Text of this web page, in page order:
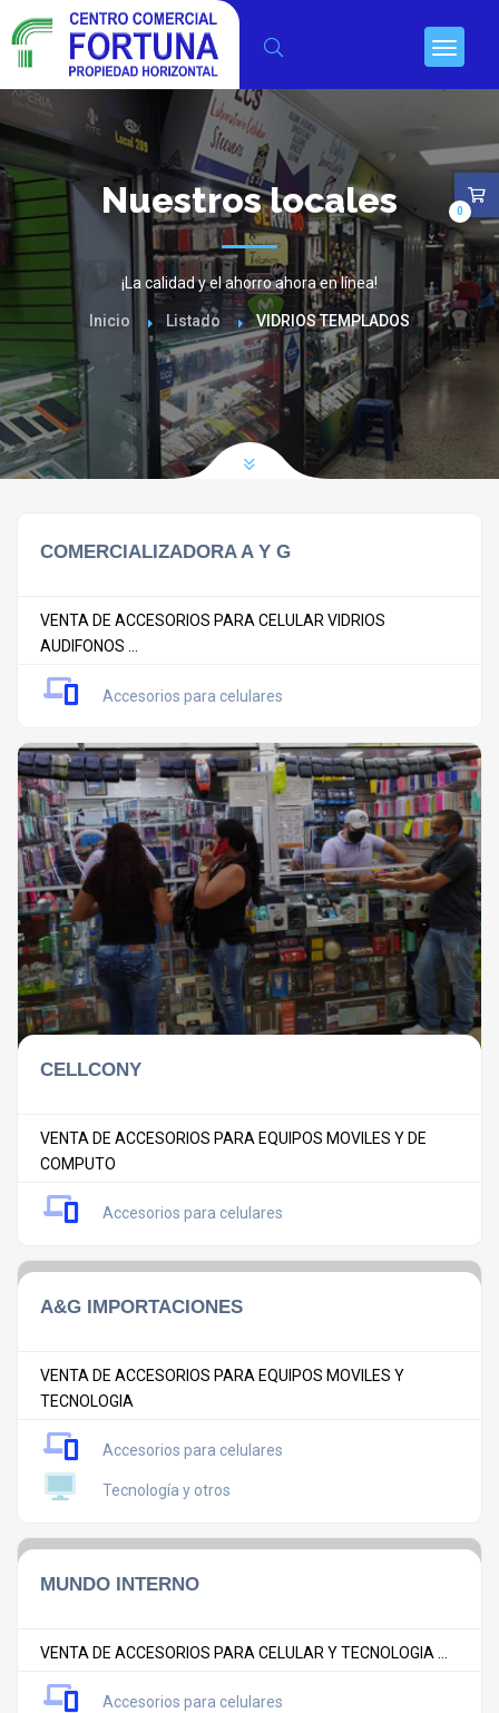
Nuestros locales
¡La calidad y el ahorro ahora en línea!
Inicio Listado VIDRIOS TEMPLADOS
COMERCIALIZADORA A Y G
VENTA DE ACCESORIOS PARA CELULAR VIDRIOS
AUDIFONOS ...
Accesorios para celulares
CELLCONY
VENTA DE ACCESORIOS PARA EQUIPOS MOVILES Y DE
COMPUTO
Accesorios para celulares
A&G IMPORTACIONES
VENTA DE ACCESORIOS PARA EQUIPOS MOVILES Y
TECNOLOGIA
Accesorios para celulares
Tecnología y otros
MUNDO INTERNO
VENTA DE ACCESORIOS PARA CELULAR Y TECNOLOGIA ...
Accesorios para celulares
0